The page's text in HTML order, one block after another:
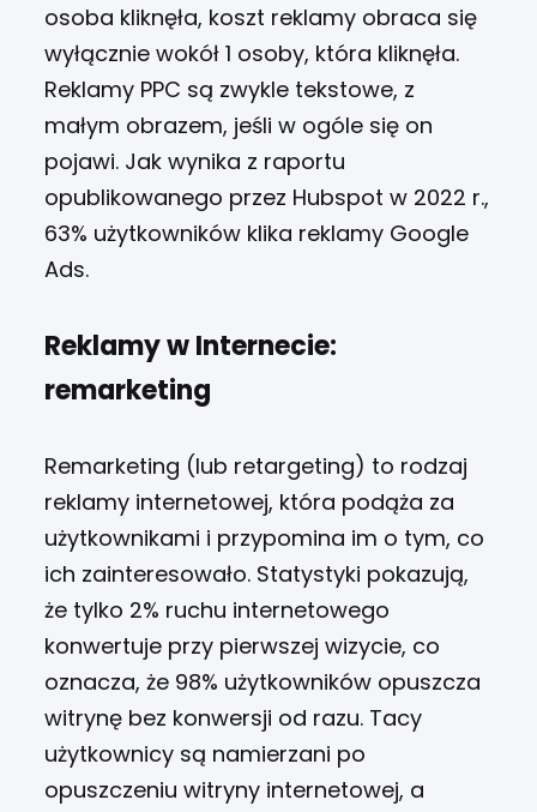
osoba kliknęła, koszt reklamy obraca się
wyłącznie wokół 1 osoby, która kliknęła.
Reklamy PPC są zwykle tekstowe, z
małym obrazem, jeśli w ogóle się on
pojawi. Jak wynika z raportu
opublikowanego przez Hubspot w 2022 r.,
63% użytkowników klika reklamy Google
Ads.
Reklamy w Internecie:
remarketing
Remarketing (lub retargeting) to rodzaj
reklamy internetowej, która podąża za
użytkownikami i przypomina im o tym, co
ich zainteresowało. Statystyki pokazują,
że tylko 2% ruchu internetowego
konwertuje przy pierwszej wizycie, co
oznacza, że ​​98% użytkowników opuszcza
witrynę bez konwersji od razu. Tacy
użytkownicy są namierzani po
opuszczeniu witryny internetowej, a